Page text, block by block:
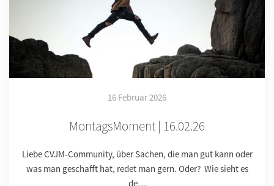
16 Februar 2026
MontagsMoment | 16.02.26
Liebe CVJM-Community, über Sachen, die man gut kann oder
was man geschafft hat, redet man gern. Oder? Wie sieht es
de…